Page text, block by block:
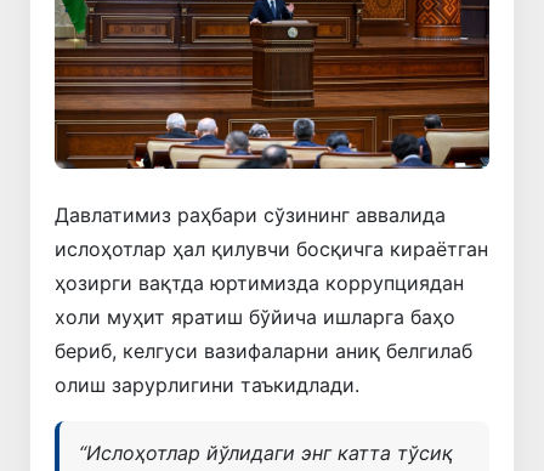
Давлатимиз раҳбари сўзининг аввалида
ислоҳотлар ҳал қилувчи босқичга кираётган
ҳозирги вақтда юртимизда коррупциядан
холи муҳит яратиш бўйича ишларга баҳо
бериб, келгуси вазифаларни аниқ белгилаб
олиш зарурлигини таъкидлади.
“Ислоҳотлар йўлидаги энг катта тўсиқ